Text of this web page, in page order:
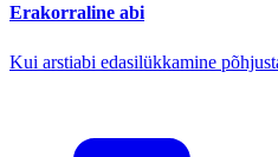
Erakorraline abi
Kui arstiabi edasilükkamine